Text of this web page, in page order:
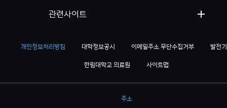
개인정보처리방침 대학정보공시 이메일주소 무단수집거부 발전
한림대학교 의료원 사이트맵
관련사이트
주소